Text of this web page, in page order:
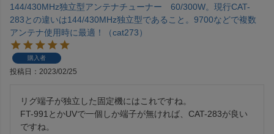
144/430MHz独立型アンテナチューナー 60/300W。現行CAT-
283との違いは144/430MHz独立型であること。9700などで複数
アンテナ使用時に最適！（cat273）
購入者
投稿日 2023/02/25
リグ端子が独立した固定機にはこれですね。
FT-991とかUVで一個しか端子が無ければ、CAT-283が良い
ですね。